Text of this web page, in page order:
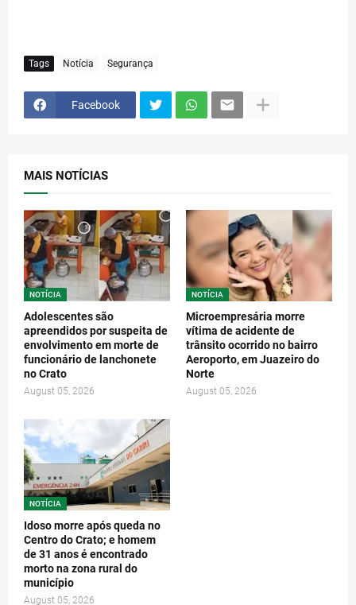
Tags Notícia Segurança
Facebook
MAIS NOTÍCIAS
NOTÍCIA
Adolescentes são
apreendidos por suspeita de
envolvimento em morte de
funcionário de lanchonete
no Crato
August 05, 2026
NOTÍCIA
Microempresária morre
vítima de acidente de
trânsito ocorrido no bairro
Aeroporto, em Juazeiro do
Norte
August 05, 2026
NOTÍCIA
Idoso morre após queda no
Centro do Crato; e homem
de 31 anos é encontrado
morto na zona rural do
município
August 05, 2026